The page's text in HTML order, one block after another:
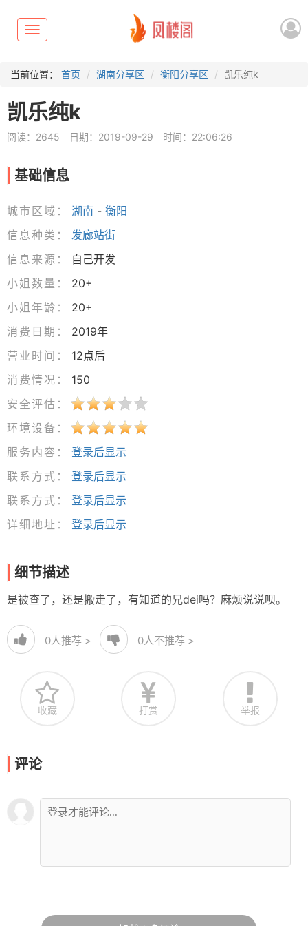
Toggle
navigation
当前位置： 首页 湖南分享区 衡阳分享区 凯乐纯k
凯乐纯k
阅读：2645 日期：2019-09-29 时间：22:06:26
基础信息
城市区域： 湖南 - 衡阳
信息种类：
发廊站街
信息来源：
自己开发
小姐数量：
20+
小姐年龄：
20+
消费日期：
2019年
营业时间：
12点后
消费情况：
150
安全评估：
环境设备：
服务内容：
登录后显示
联系方式：
登录后显示
联系方式：
登录后显示
详细地址：
登录后显示
细节描述
是被查了，还是搬走了，有知道的兄dei吗？麻烦说说呗。
0人推荐 > 0人不推荐 >
收藏 打赏 举报
评论